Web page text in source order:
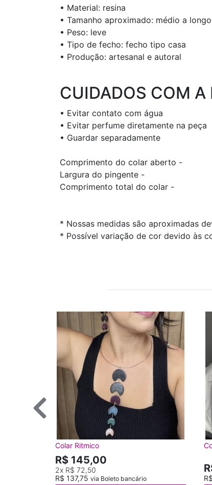
• Material: resina
• Tamanho aproximado: médio a longo
• Peso: leve
• Tipo de fecho: fecho tipo casa
• Produção: artesanal e autoral
CUIDADOS COM A
• Evitar contato com água
• Evitar perfume diretamente na peça
• Guardar separadamente
Comprimento do colar aberto -
Largura do pingente -
Comprimento total do colar -
* Nossas medidas são aproximadas
* Possível variação de cor devido às
Colar Ritmico
R$ 145,00
2x R$ 72,50
R$ 137,75 via Boleto bancário